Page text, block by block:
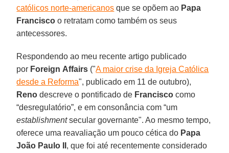
católicos norte-americanos que se opõem ao Papa
Francisco o retratam como também os seus
antecessores.
Respondendo ao meu recente artigo publicado
por Foreign Affairs ("A maior crise da Igreja Católica
desde a Reforma", publicado em 11 de outubro),
Reno descreve o pontificado de Francisco como
“desregulatório”, e em consonância com “um
establishmentsecular governante". Ao mesmo tempo,
oferece uma reavaliação um pouco cética do Papa
João Paulo II , que foi até recentemente considerado